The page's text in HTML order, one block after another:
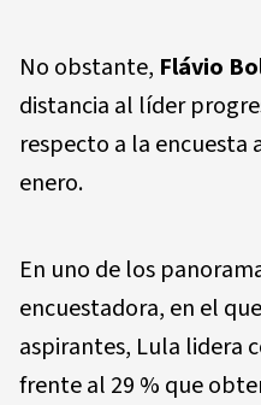
No obstante, Flávio
distancia al líder
respecto a la encuesta
enero.
En uno de los
encuestadora, en el
aspirantes, Lula lidera
frente al 29 % que